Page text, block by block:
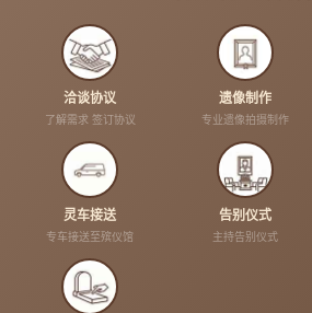
洽谈协议
了解需求 签订协议
遗像制作
专业遗像拍摄制作
灵车接送
专车接送至殡仪馆
告别仪式
主持告别仪式